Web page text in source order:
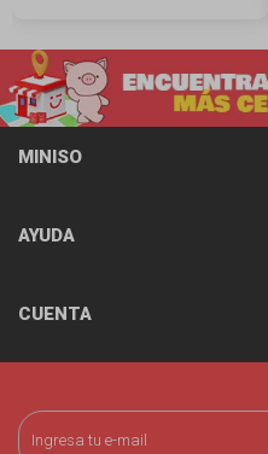
MINISO
AYUDA
CUENTA